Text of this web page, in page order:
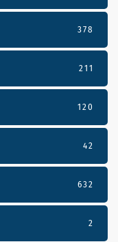
378
211
120
42
632
2